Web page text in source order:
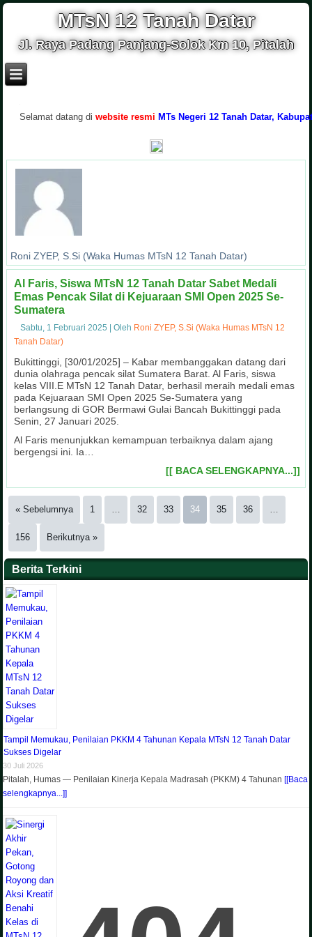
MTsN 12 Tanah Datar
Jl. Raya Padang Panjang-Solok Km 10, Pitalah
Selamat datang diwebsite resmi MTs Negeri 12 Tanah Datar, Kabupaten
Roni ZYEP, S.Si (Waka Humas MTsN 12 Tanah Datar)
Al Faris, Siswa MTsN 12 Tanah Datar Sabet Medali
Emas Pencak Silat di Kejuaraan SMI Open 2025 Se-
Sumatera
Sabtu, 1 Februari 2025 |Oleh Roni ZYEP, S.Si (Waka Humas MTsN 12
Tanah Datar)
Bukittinggi, [30/01/2025] – Kabar membanggakan datang dari
dunia olahraga pencak silat Sumatera Barat. Al Faris, siswa
kelas VIII.E MTsN 12 Tanah Datar, berhasil meraih medali emas
pada Kejuaraan SMI Open 2025 Se-Sumatera yang
berlangsung di GOR Bermawi Gulai Bancah Bukittinggi pada
Senin, 27 Januari 2025.
Al Faris menunjukkan kemampuan terbaiknya dalam ajang
bergengsi ini. Ia…
[[ BACA SELENGKAPNYA...]]
« Sebelumnya 1 32 33 34 35 36
156 Berikutnya »
Berita Terkini
Tampil Memukau, Penilaian PKKM 4 Tahunan Kepala MTsN 12 Tanah Datar
Sukses Digelar
30 Juli 2026
Pitalah, Humas — Penilaian Kinerja Kepala Madrasah (PKKM) 4 Tahunan[[Baca
selengkapnya...]]